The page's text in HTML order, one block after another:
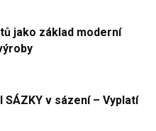
jako základ moderní
SÁZKY v sázení – Vyplatí